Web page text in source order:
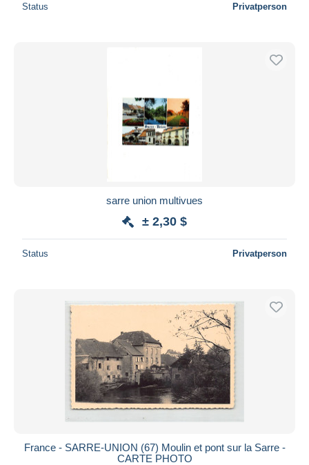
Status Privatperson
sarre union multivues
± 2,30 $
Status Privatperson
France - SARRE-UNION (67) Moulin et pont sur la Sarre -
CARTE PHOTO